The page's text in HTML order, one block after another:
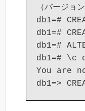
（バージョ
db1=#
db1=#
db1=#
db1=# \c
You are